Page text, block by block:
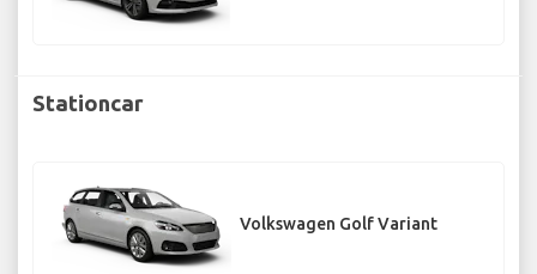
Stationcar
Volkswagen Golf Variant